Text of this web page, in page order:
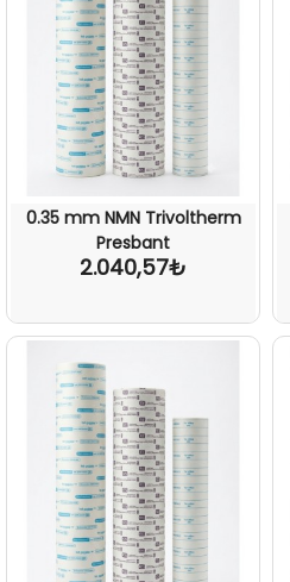
0.35 mm NMN Trivoltherm
Presbant
2.040,57₺